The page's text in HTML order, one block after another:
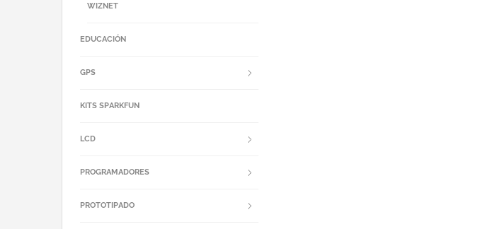
WIZNET
EDUCACIÓN
GPS
KITS SPARKFUN
LCD
PROGRAMADORES
PROTOTIPADO